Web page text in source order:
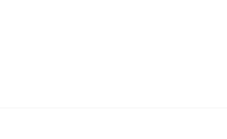
打折扣的价格。”
s过渡。Maxtor计划在接下来的两个